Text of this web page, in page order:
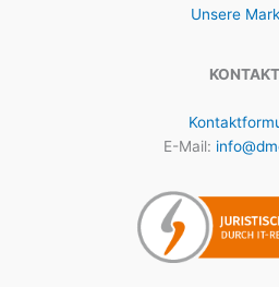
Unsere
KONTAKT
E-Mail: